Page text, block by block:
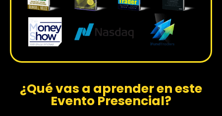
¿Qué vas a aprender en este
Evento Presencial?